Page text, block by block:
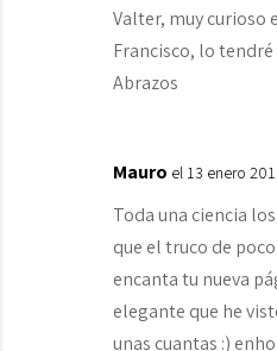
Valter, muy curioso
Francisco, lo tendré
Abrazos
Mauro el 13 enero
Toda una ciencia
que el truco de
encanta tu nueva
elegante que he
unas cuantas :)